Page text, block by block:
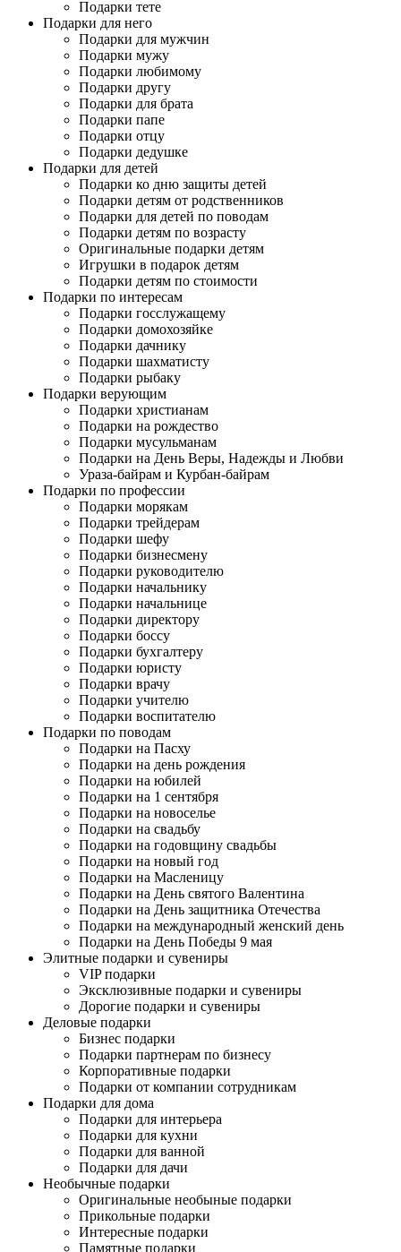
Подарки тете
Подарки для него
Подарки для мужчин
Подарки мужу
Подарки любимому
Подарки другу
Подарки для брата
Подарки папе
Подарки отцу
Подарки дедушке
Подарки для детей
Подарки ко дню защиты детей
Подарки детям от родственников
Подарки для детей по поводам
Подарки детям по возрасту
Оригинальные подарки детям
Игрушки в подарок детям
Подарки детям по стоимости
Подарки по интересам
Подарки госслужащему
Подарки домохозяйке
Подарки дачнику
Подарки шахматисту
Подарки рыбаку
Подарки верующим
Подарки христианам
Подарки на рождество
Подарки мусульманам
Подарки на День Веры, Надежды и Любви
Ураза-байрам и Курбан-байрам
Подарки по профессии
Подарки морякам
Подарки трейдерам
Подарки шефу
Подарки бизнесмену
Подарки руководителю
Подарки начальнику
Подарки начальнице
Подарки директору
Подарки боссу
Подарки бухгалтеру
Подарки юристу
Подарки врачу
Подарки учителю
Подарки воспитателю
Подарки по поводам
Подарки на Пасху
Подарки на день рождения
Подарки на юбилей
Подарки на 1 сентября
Подарки на новоселье
Подарки на свадьбу
Подарки на годовщину свадьбы
Подарки на новый год
Подарки на Масленицу
Подарки на День святого Валентина
Подарки на День защитника Отечества
Подарки на международный женский день
Подарки на День Победы 9 мая
Элитные подарки и сувениры
VIP подарки
Эксклюзивные подарки и сувениры
Дорогие подарки и сувениры
Деловые подарки
Бизнес подарки
Подарки партнерам по бизнесу
Корпоративные подарки
Подарки от компании сотрудникам
Подарки для дома
Подарки для интерьера
Подарки для кухни
Подарки для ванной
Подарки для дачи
Необычные подарки
Оригинальные необыные подарки
Прикольные подарки
Интересные подарки
Памятные подарки